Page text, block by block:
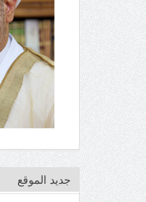
جديد الموقع